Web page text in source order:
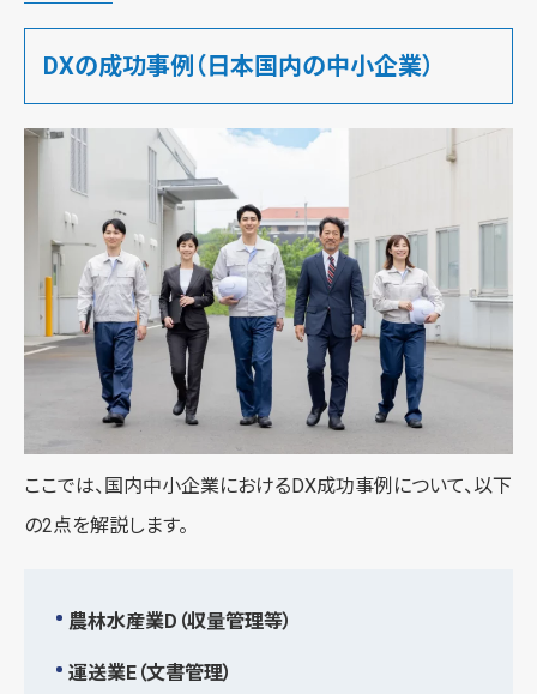
DXの成功事例（日本国内の中小企業）
ここでは、国内中小企業におけるDX成功事例について、以下
の2点を解説します。
農林水産業D（収量管理等）
運送業E（文書管理）